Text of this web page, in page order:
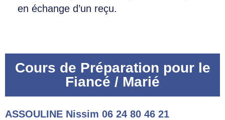
en échange d’un reçu.
Cours de Préparation pour le
Fiancé / Marié
ASSOULINE Nissim 06 24 80 46 21